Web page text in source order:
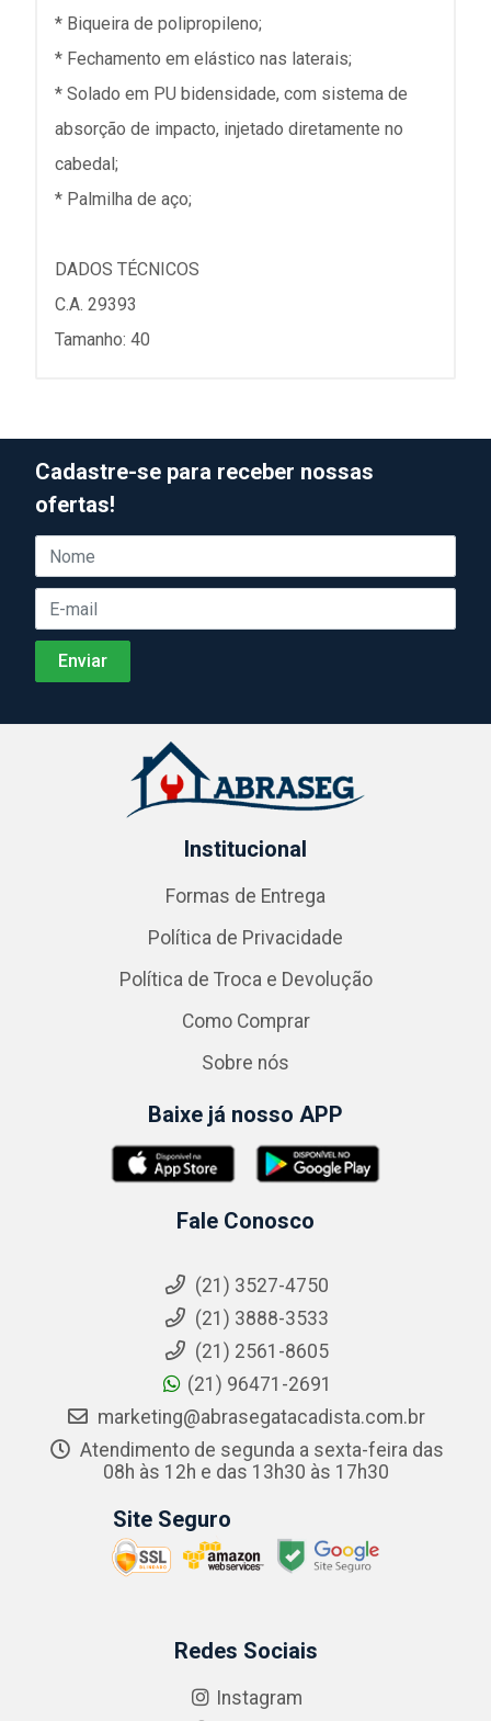
* Biqueira de polipropileno;
* Fechamento em elástico nas laterais;
* Solado em PU bidensidade, com sistema de
absorção de impacto, injetado diretamente no
cabedal;
* Palmilha de aço;
DADOS TÉCNICOS
C.A. 29393
Tamanho: 40
Cadastre-se para receber nossas
ofertas!
Institucional
Formas de Entrega
Política de Privacidade
Política de Troca e Devolução
Como Comprar
Sobre nós
Baixe já nosso APP
Fale Conosco
(21) 3527-4750
(21) 3888-3533
(21) 2561-8605
(21) 96471-2691
marketing@abrasegatacadista.com.br
Atendimento de segunda a sexta-feira das
08h às 12h e das 13h30 às 17h30
Site Seguro
Redes Sociais
Instagram